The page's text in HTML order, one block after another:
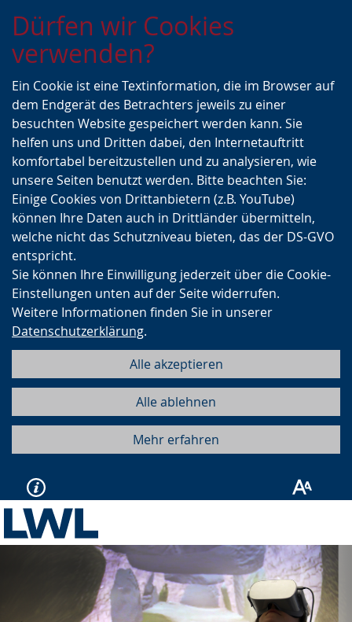
Zur
Hauptnavigation
Zur
Seitennavigation
Zum
Inhalt
Dürfen wir Cookies
verwenden?
Ein Cookie ist eine Textinformation, die im Browser auf
dem Endgerät des Betrachters jeweils zu einer
besuchten Website gespeichert werden kann. Sie
helfen uns und Dritten dabei, den Internetauftritt
komfortabel bereitzustellen und zu analysieren, wie
unsere Seiten benutzt werden. Bitte beachten Sie:
Einige Cookies von Drittanbietern (z.B. YouTube)
können Ihre Daten auch in Drittländer übermitteln,
welche nicht das Schutzniveau bieten, das der DS-GVO
entspricht.
Sie können Ihre Einwilligung jederzeit über die Cookie-
Einstellungen unten auf der Seite widerrufen.
Weitere Informationen finden Sie in unserer
Datenschutzerklärung.
Alle akzeptieren
Alle ablehnen
Mehr erfahren
Vorherige